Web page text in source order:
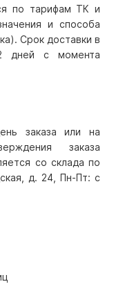
по тарифам ТК и
и способа
Срок доставки в
дней с момента
заказа или на
заказа
со склада по
д. 24, Пн-Пт: с